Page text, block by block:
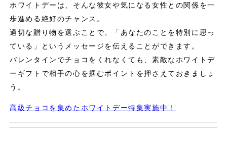
ホワイトデーは、そんな彼女や気になる女性との関係を一
歩進める絶好のチャンス。
適切な贈り物を選ぶことで、「あなたのことを特別に思っ
ている」というメッセージを伝えることができます。
バレンタインでチョコをくれなくても、素敵なホワイトデ
ーギフトで相手の心を掴むポイントを押さえておきましょ
う。
高級チョコを集めたホワイトデー特集実施中！